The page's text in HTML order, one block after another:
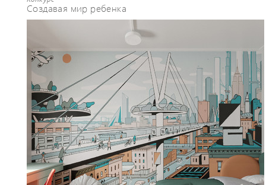
Создавая мир ребенка